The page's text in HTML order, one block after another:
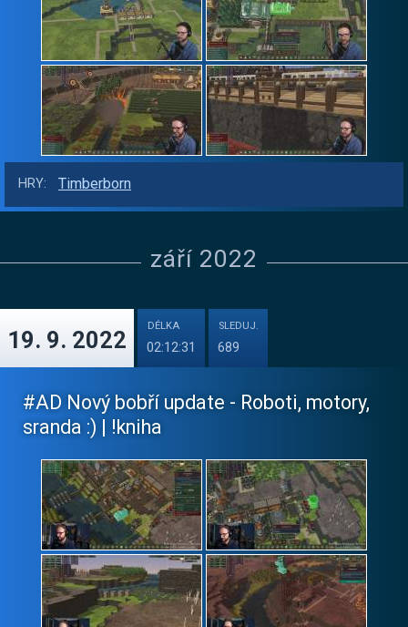
HRY: Timberborn
září 2022
19. 9. 2022
DÉLKA
02:12:31
SLEDUJ.
689
#AD Nový bobří update - Roboti, motory,
sranda :) | !kniha